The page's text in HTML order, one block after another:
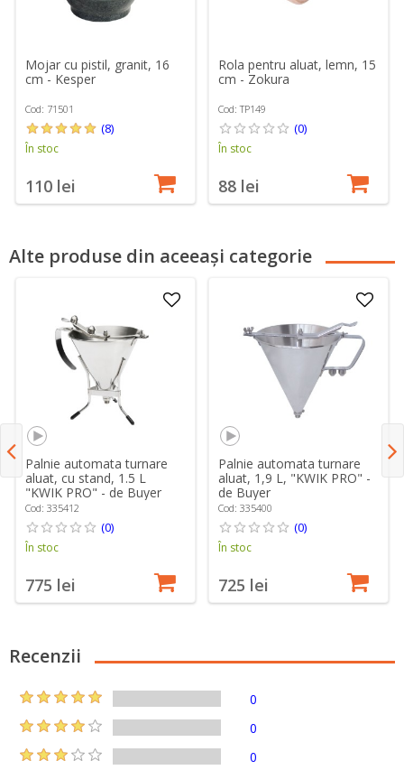
Mojar cu pistil, granit, 16
cm - Kesper
Cod: 71501
(8)
În stoc
110 lei
Rola pentru aluat, lemn, 15
cm - Zokura
Cod: TP149
(0)
În stoc
88 lei
Alte produse din aceeași categorie
Palnie automata turnare
aluat, cu stand, 1.5 L
"KWIK PRO" - de Buyer
Cod: 335412
(0)
În stoc
775 lei
Palnie automata turnare
aluat, 1,9 L, "KWIK PRO" -
de Buyer
Cod: 335400
(0)
În stoc
725 lei
Recenzii
0
0
0